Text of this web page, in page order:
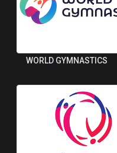
WORLD GYMNASTICS